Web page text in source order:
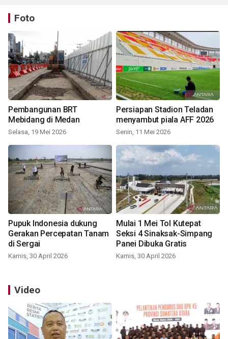
Foto
Pembangunan BRT
Mebidang di Medan
Selasa, 19 Mei 2026
Persiapan Stadion Teladan
menyambut piala AFF 2026
Senin, 11 Mei 2026
Pupuk Indonesia dukung
Gerakan Percepatan Tanam
di Sergai
Kamis, 30 April 2026
Mulai 1 Mei Tol Kutepat
Seksi 4 Sinaksak-Simpang
Panei Dibuka Gratis
Kamis, 30 April 2026
Video